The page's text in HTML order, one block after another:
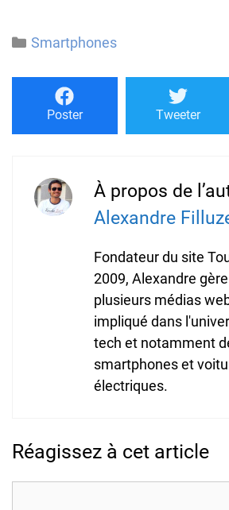
Catégories
Smartphones
Poster Tweeter
À propos de
Alexandre
Fondateur du site
2009, Alexandre
plusieurs médias
impliqué dans
tech et notamment
smartphones et
électriques.
Réagissez à cet article